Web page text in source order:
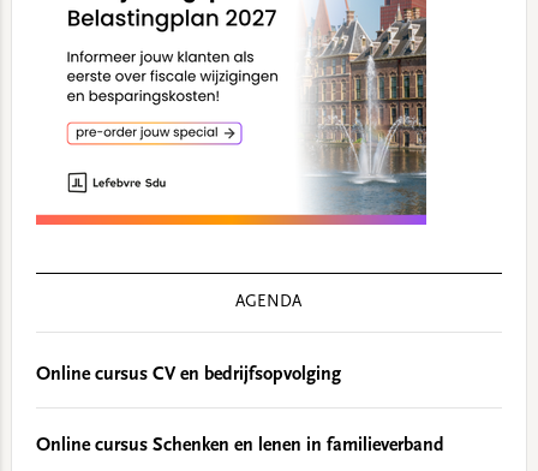
AGENDA
Online cursus CV en bedrijfsopvolging
Online cursus Schenken en lenen in familieverband